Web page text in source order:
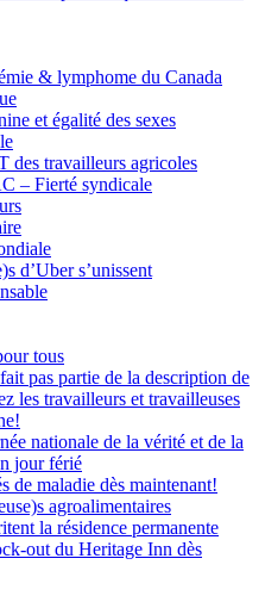
& lymphome du Canada
et égalité des sexes
travailleurs agricoles
– Fierté syndicale
d’Uber s’unissent
tous
pas partie de la description de
les travailleurs et travailleuses
nationale de la vérité et de la
jour férié
de maladie dès maintenant!
agroalimentaires
la résidence permanente
out du Heritage Inn dès